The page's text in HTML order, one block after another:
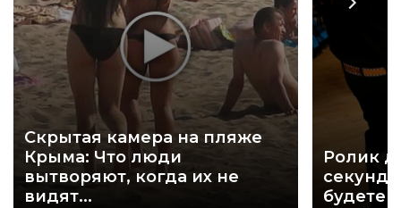
Скрытая камера на пляже
Крыма: Что люди
вытворяют, когда их не
видят...
Ролик
секунд,
будете